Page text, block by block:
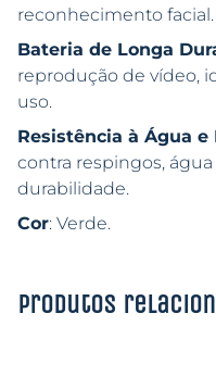
reconhecimento facial.
Bateria de Longa
reprodução de vídeo,
uso.
Resistência à Água e
contra respingos,
durabilidade.
Cor: Verde.
Produtos